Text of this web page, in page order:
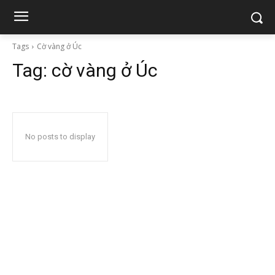
Tags Cờ vàng ở Úc
Tag: cờ vàng ở Úc
No posts to display